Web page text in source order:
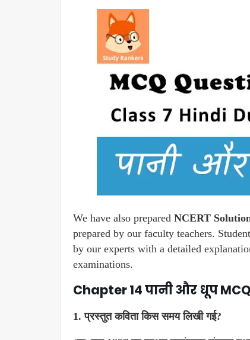
We have also prepared NCERT
prepared by our faculty teachers.
by our experts with a detailed
examinations.
Chapter 14 पानी और धूप
1. प्रस्तुत कविता किस समय लिखी गई?